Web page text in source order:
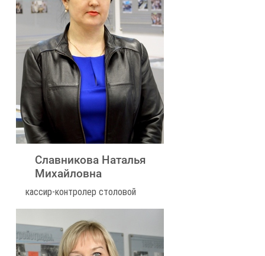
Славникова Наталья
Михайловна
кассир-контролер столовой